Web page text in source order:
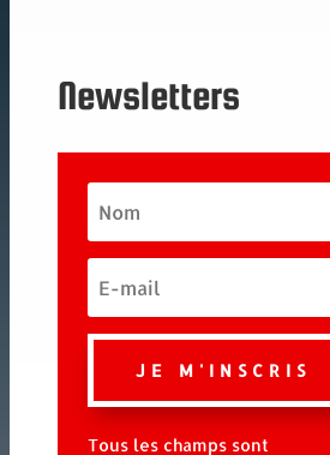
Newsletters
JE M'INSCRIS
Tous les champs sont